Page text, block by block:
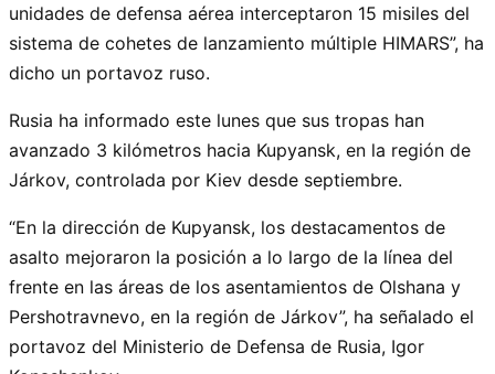
unidades de defensa aérea interceptaron 15 misiles del
sistema de cohetes de lanzamiento múltiple HIMARS”, ha
dicho un portavoz ruso.
Rusia ha informado este lunes que sus tropas han
avanzado 3 kilómetros hacia Kupyansk, en la región de
Járkov, controlada por Kiev desde septiembre.
“En la dirección de Kupyansk, los destacamentos de
asalto mejoraron la posición a lo largo de la línea del
frente en las áreas de los asentamientos de Olshana y
Pershotravnevo, en la región de Járkov”, ha señalado el
portavoz del Ministerio de Defensa de Rusia, Igor